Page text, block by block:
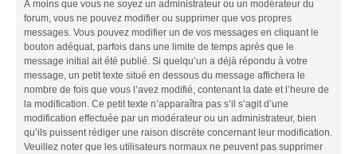
À moins que vous ne soyez un administrateur ou un modérateur du
forum, vous ne pouvez modifier ou supprimer que vos propres
messages. Vous pouvez modifier un de vos messages en cliquant le
bouton adéquat, parfois dans une limite de temps après que le
message initial ait été publié. Si quelqu’un a déjà répondu à votre
message, un petit texte situé en dessous du message affichera le
nombre de fois que vous l’avez modifié, contenant la date et l’heure de
la modification. Ce petit texte n’apparaîtra pas s’il s’agit d’une
modification effectuée par un modérateur ou un administrateur, bien
qu’ils puissent rédiger une raison discrète concernant leur modification.
Veuillez noter que les utilisateurs normaux ne peuvent pas supprimer